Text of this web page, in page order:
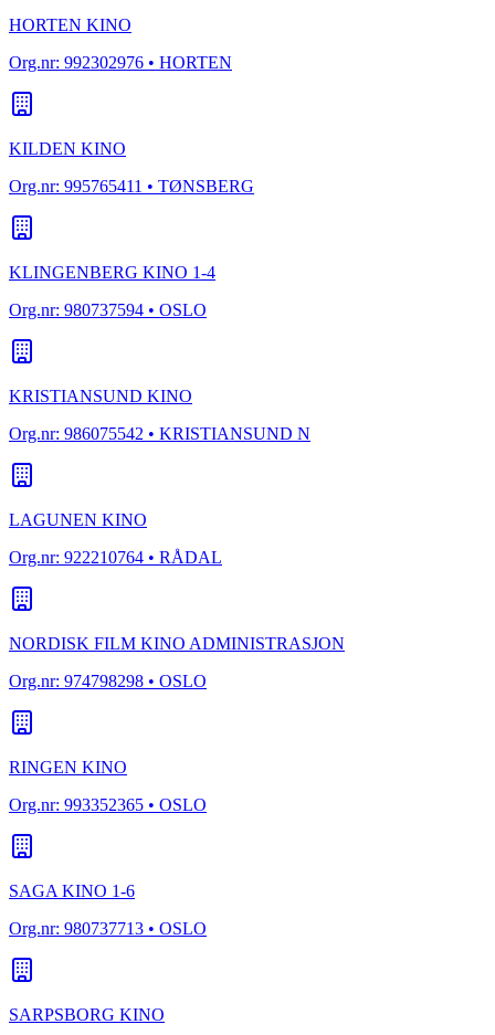
HORTEN KINO
Org.nr: 992302976 • HORTEN
KILDEN KINO
Org.nr: 995765411 • TØNSBERG
KLINGENBERG KINO 1-4
Org.nr: 980737594 • OSLO
KRISTIANSUND KINO
Org.nr: 986075542 • KRISTIANSUND N
LAGUNEN KINO
Org.nr: 922210764 • RÅDAL
NORDISK FILM KINO ADMINISTRASJON
Org.nr: 974798298 • OSLO
RINGEN KINO
Org.nr: 993352365 • OSLO
SAGA KINO 1-6
Org.nr: 980737713 • OSLO
SARPSBORG KINO